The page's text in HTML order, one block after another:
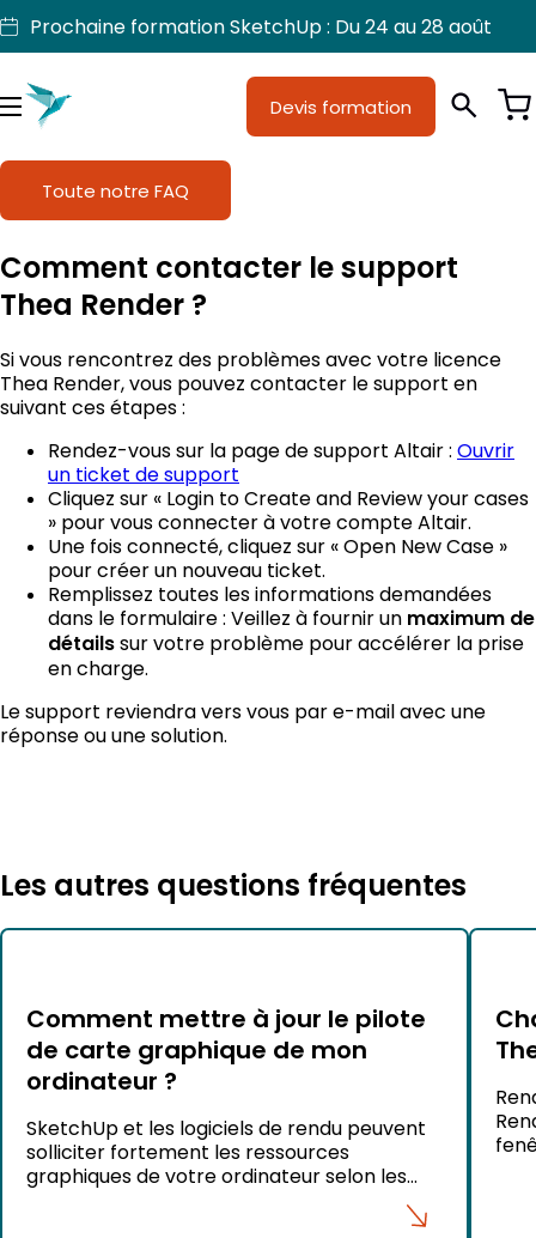
Aller
au
contenu
Prochaine formation SketchUp : Du 24 au 28 août
MenuJe suis
Licences SketchUp
Nos produits
Devis formation
Toute notre FAQ
Comment contacter le support
Thea Render ?
Si vous rencontrez des problèmes avec votre licence
Thea Render, vous pouvez contacter le support en
suivant ces étapes :
Rendez-vous sur la page de support Altair : Ouvrir
un ticket de support
Cliquez sur « Login to Create and Review your cases
» pour vous connecter à votre compte Altair.
Une fois connecté, cliquez sur « Open New Case »
pour créer un nouveau ticket.
Remplissez toutes les informations demandées
dans le formulaire : Veillez à fournir un maximum de
détails sur votre problème pour accélérer la prise
en charge.
Le support reviendra vers vous par e-mail avec une
réponse ou une solution.
Les autres questions fréquentes
Comment mettre à jour le pilote
de carte graphique de mon
ordinateur ?
SketchUp et les logiciels de rendu peuvent
solliciter fortement les ressources
graphiques de votre ordinateur selon les
projets que vous réalisez. Pour garantir des
performances optimales et éviter certains